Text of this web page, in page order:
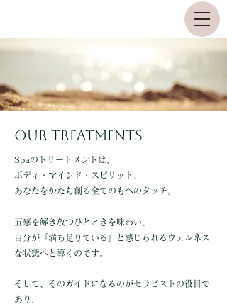
Our treatments
Spaのトリートメントは、
ボディ・マインド・スピリット、
あなたをかたち創る全てのもへのタッチ。
五感を解き放つひとときを味わい、
自分が「満ち足りている」と感じられるウェルネス
な状態へと導くのです。
そして、そのガイドになるのがセラピストの役目で
あり、